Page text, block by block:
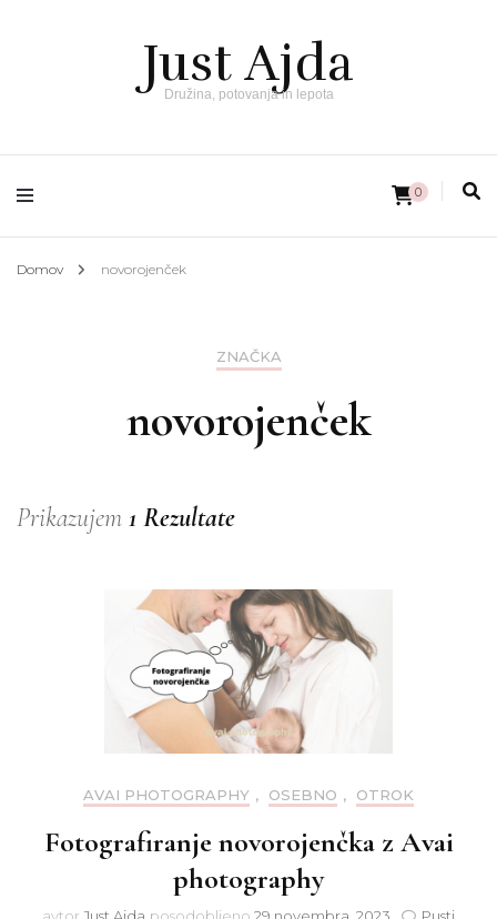
Just Ajda
Družina, potovanja in lepota
0
Domov novorojenček
ZNAČKA
novorojenček
Prikazujem 1 Rezultate
AVAI PHOTOGRAPHY , OSEBNO , OTROK
Fotografiranje novorojenčka z Avai
photography